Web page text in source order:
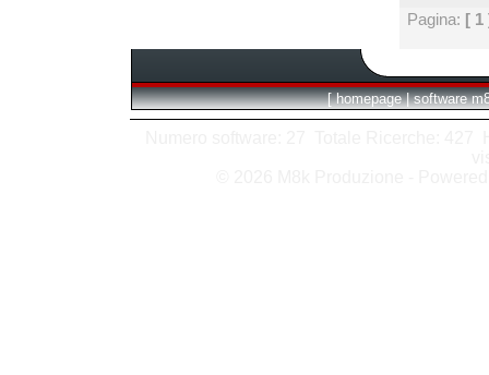
Pagina: [ 1
[ homepage | software